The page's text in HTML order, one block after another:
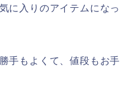
に入りのアイテムになっ
手もよくて、値段もお手